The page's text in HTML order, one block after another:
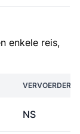
enkele reis,
VERVOERDER
NS